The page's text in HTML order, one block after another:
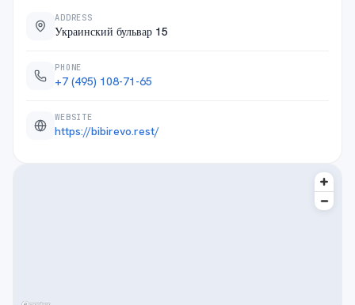
ADDRESS
Украинский бульвар 15
PHONE
+7 (495) 108-71-65
WEBSITE
https://bibirevo.rest/